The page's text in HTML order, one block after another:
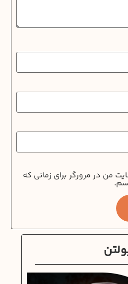
من در مرورگر برای زمانی که